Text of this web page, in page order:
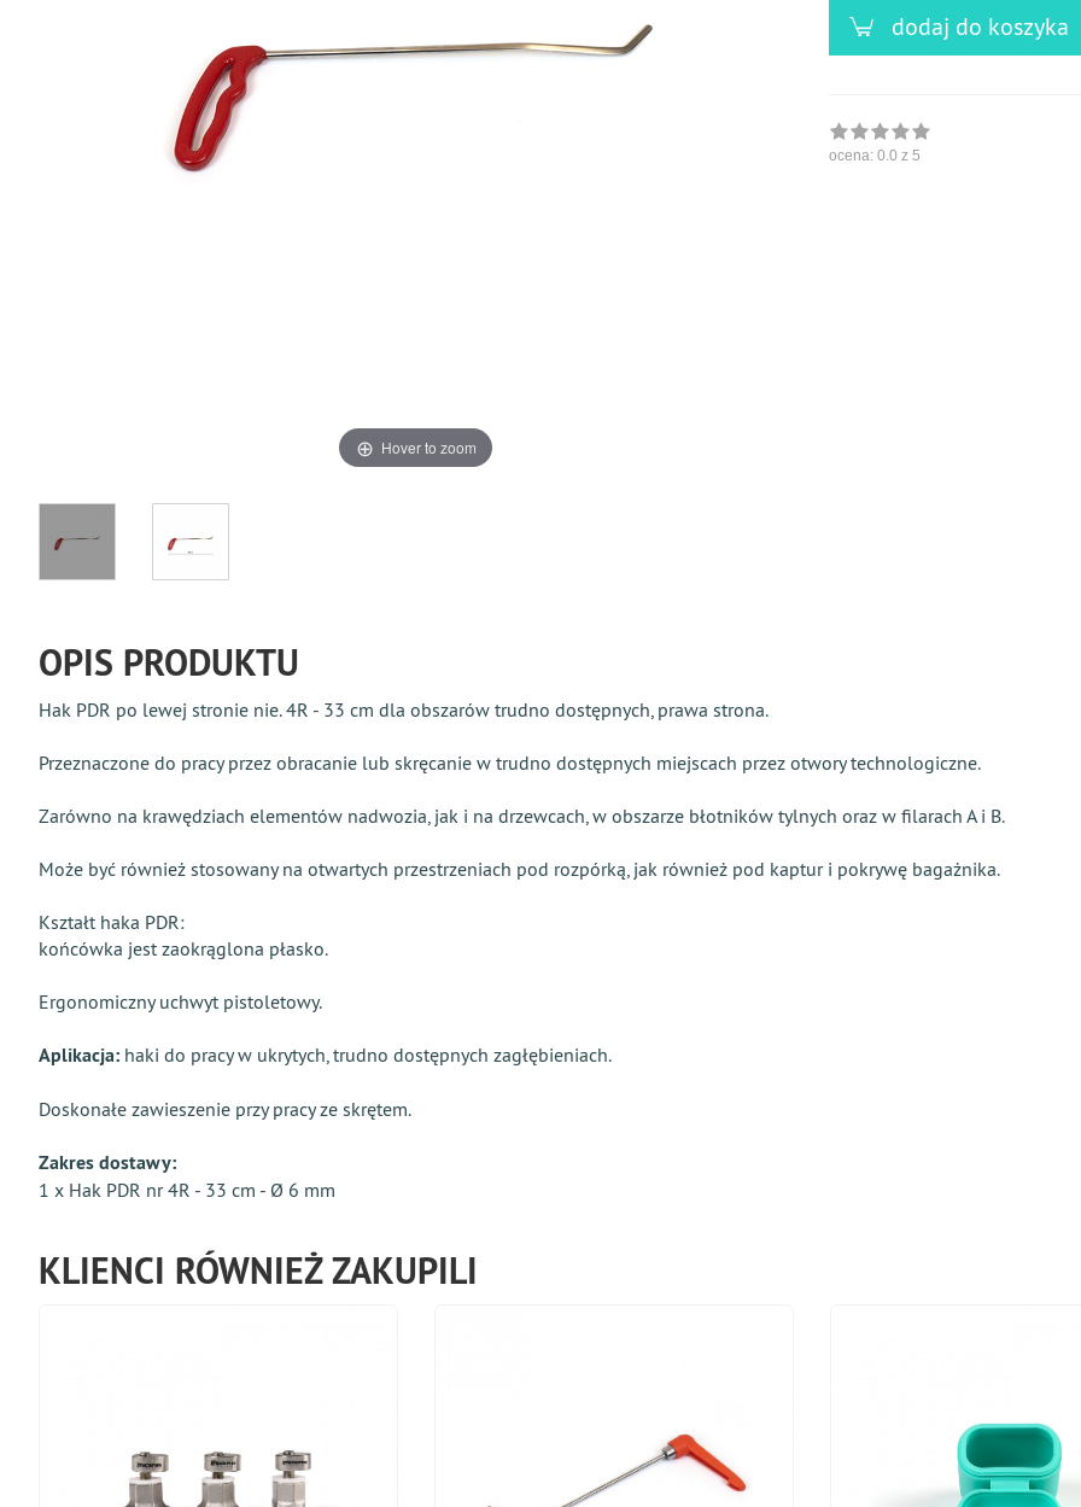
Hover to zoom
dodaj do koszyka
ocena: 0.0 z 5
OPIS PRODUKTU
Hak PDR po lewej stronie nie. 4R - 33 cm dla obszarów trudno dostępnych, prawa strona.
Przeznaczone do pracy przez obracanie lub skręcanie w trudno dostępnych miejscach przez otwory technologiczne.
Zarówno na krawędziach elementów nadwozia, jak i na drzewcach, w obszarze błotników tylnych oraz w filarach A i B.
Może być również stosowany na otwartych przestrzeniach pod rozpórką, jak również pod kaptur i pokrywę bagażnika.
Kształt haka PDR:
końcówka jest zaokrąglona płasko.
Ergonomiczny uchwyt pistoletowy.
Aplikacja: haki do pracy w ukrytych, trudno dostępnych zagłębieniach.
Doskonałe zawieszenie przy pracy ze skrętem.
Zakres dostawy:
1 x Hak PDR nr 4R - 33 cm - Ø 6 mm
KLIENCI RÓWNIEŻ ZAKUPILI